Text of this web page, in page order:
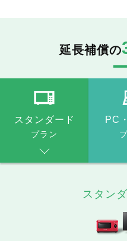
延長補償の
スタンダード
プラン
PC
スタン